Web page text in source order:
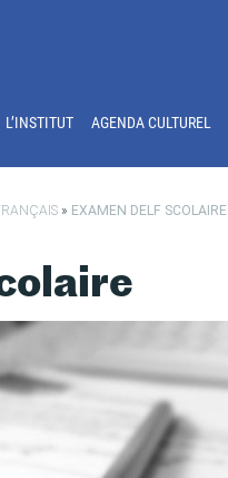
L’INSTITUT AGENDA CULTUREL
» EXAMEN DELF SCOLAIRE